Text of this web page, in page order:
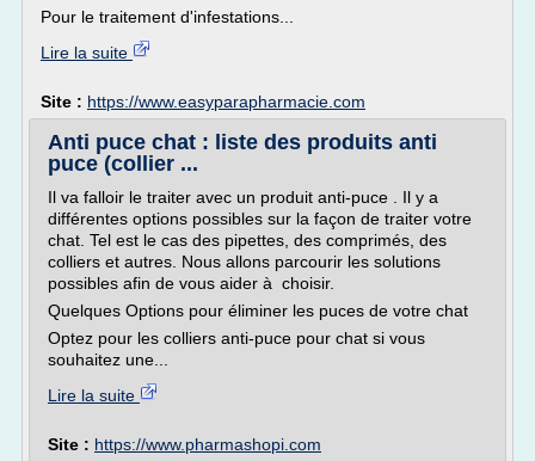
Pour le traitement d'infestations...
Lire la suite
Site : https://www.easyparapharmacie.com
Anti puce chat : liste des produits anti
puce (collier ...
Il va falloir le traiter avec un produit anti-puce . Il y a
différentes options possibles sur la façon de traiter votre
chat. Tel est le cas des pipettes, des comprimés, des
colliers et autres. Nous allons parcourir les solutions
possibles afin de vous aider à choisir.
Quelques Options pour éliminer les puces de votre chat
Optez pour les colliers anti-puce pour chat si vous
souhaitez une...
Lire la suite
Site : https://www.pharmashopi.com